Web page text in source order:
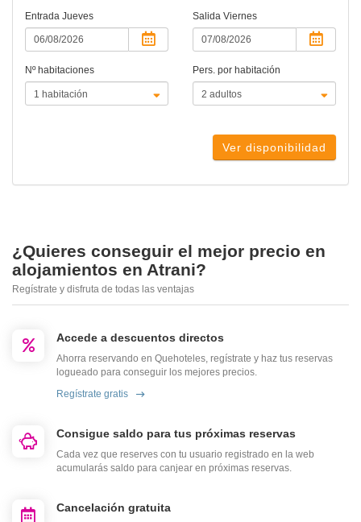
Entrada Jueves Salida Viernes
Nº habitaciones Pers. por habitación
Ver disponibilidad
¿Quieres conseguir el mejor precio en
alojamientos en Atrani?
Regístrate y disfruta de todas las ventajas
Accede a descuentos directos
Ahorra reservando en Quehoteles, regístrate y haz tus reservas
logueado para conseguir los mejores precios.
Regístrate gratis
Consigue saldo para tus próximas reservas
Cada vez que reserves con tu usuario registrado en la web
acumularás saldo para canjear en próximas reservas.
Cancelación gratuita